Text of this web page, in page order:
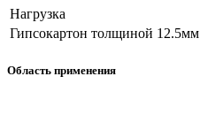
Нагрузка
Гипсокартон толщиной 12.5мм
Область применения